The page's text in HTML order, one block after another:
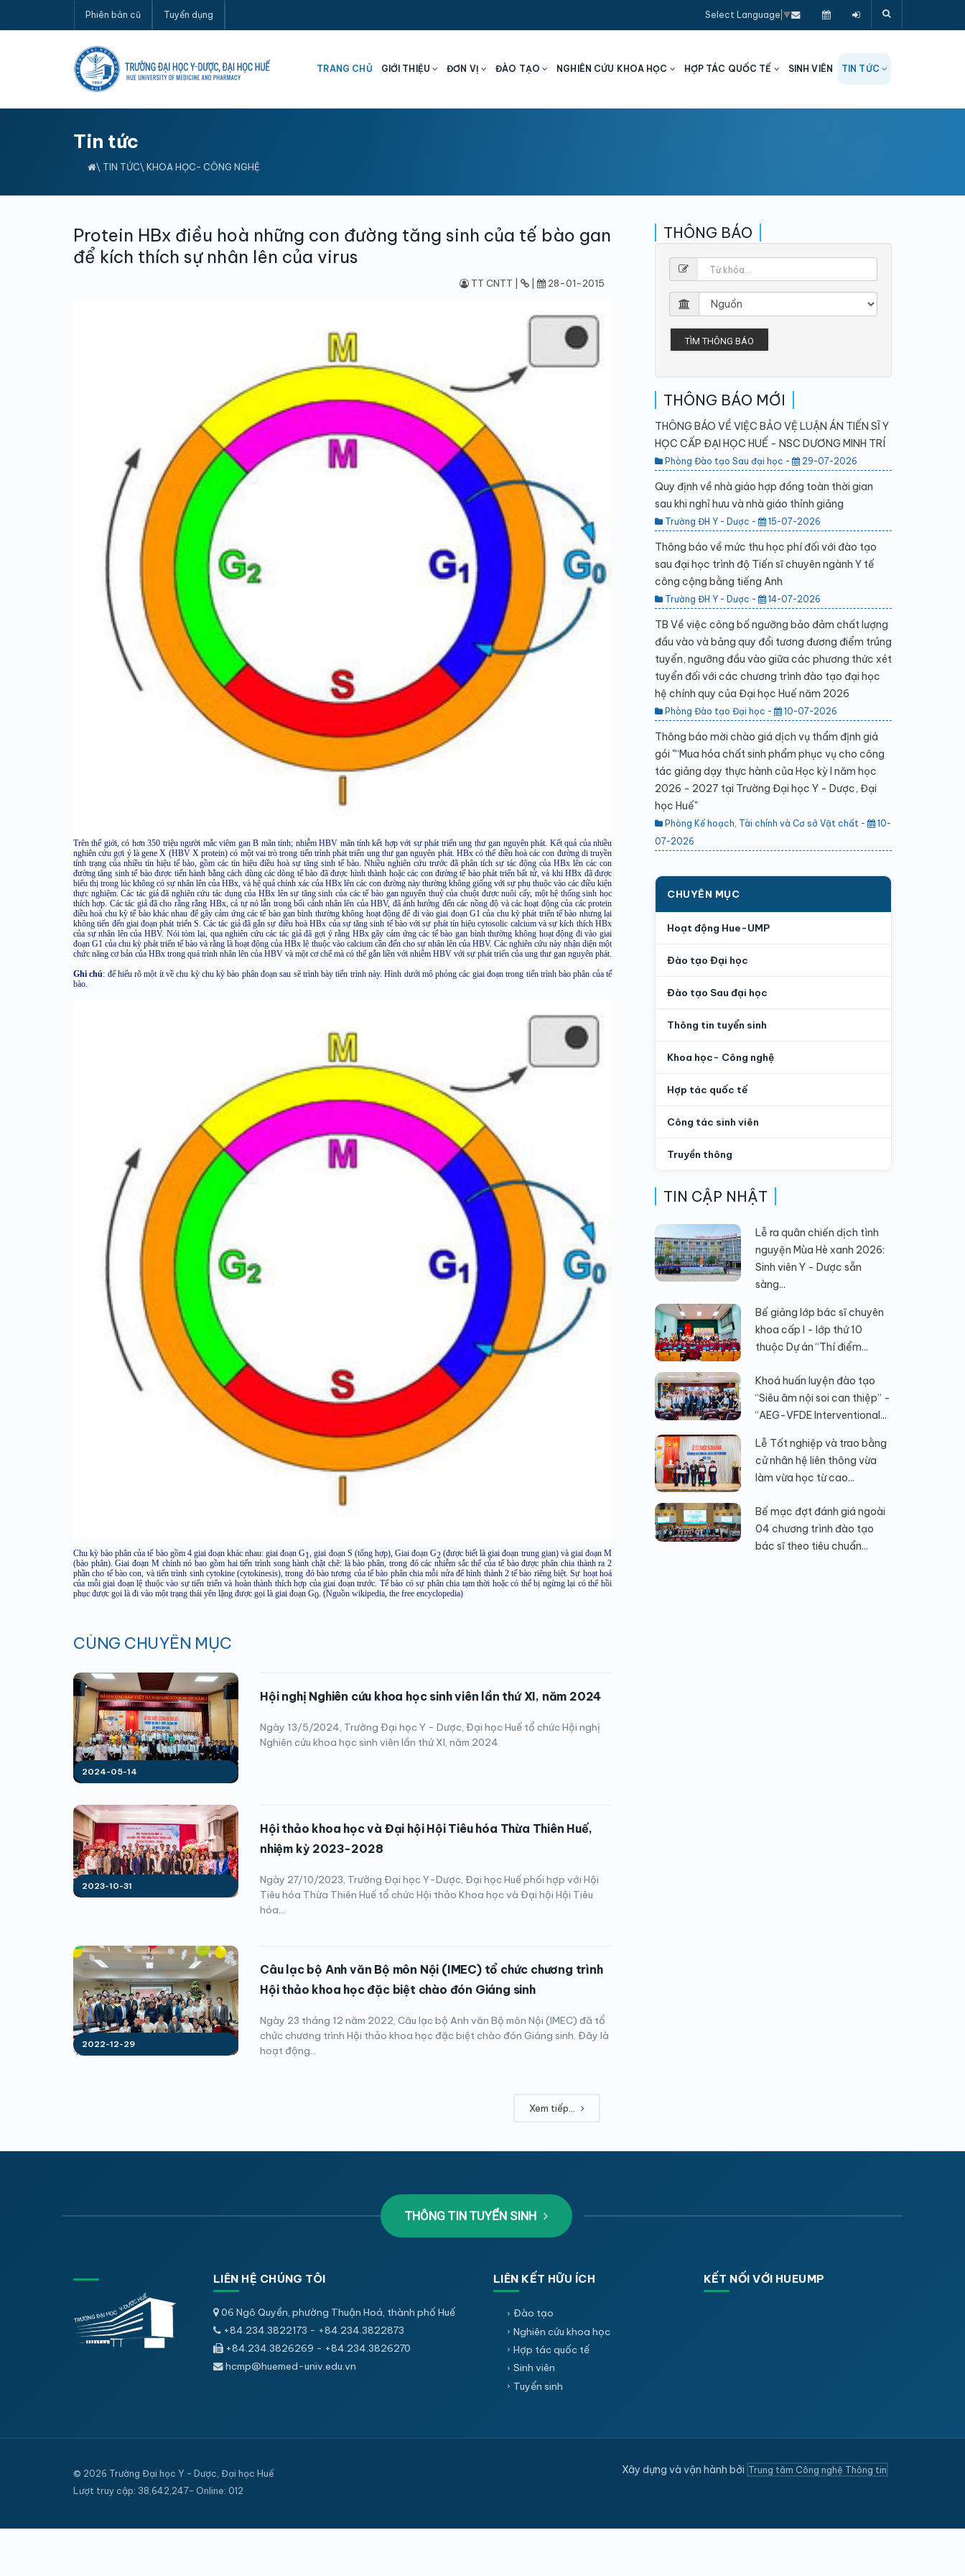
Phiên bản cũ Tuyển dụng Select Language ▼
TRANG CHỦ GIỚI THIỆU ĐƠN VỊ ĐÀO TẠO NGHIÊN CỨU KHOA HỌC HỢP TÁC QUỐC TẾ SINH VIÊN TIN TỨC
Tin tức
\ TIN TỨC\ KHOA HỌC- CÔNG NGHỆ
Protein HBx điều hoà những con đường tăng sinh của tế bào gan
để kích thích sự nhân lên của virus
TT CNTT | 28-01-2015
Trên thế giới, có hơn 350 triệu người mắc viêm gan B mãn tính; nhiễm HBV mãn tính kết hợp với sự phát triển ung thư gan nguyên phát. Kết quả của nhiều
nghiên cứu gợi ý là gene X (HBV X protein) có một vai trò trong tiến trình phát triển ung thư gan nguyên phát. HBx có thể điều hoà các con đường di truyền
tính trạng của nhiều tín hiệu tế bào, gồm các tín hiệu điều hoà sự tăng sinh tế bào. Nhiều nghiên cứu trước đã phân tích sự tác động của HBx lên các con
đường tăng sinh tế bào được tiến hành bằng cách dùng các dòng tế bào đã được hình thành hoặc các con đường tế bào phát triển bất tử, và khi HBx đã được
biểu thị trong lúc không có sự nhân lên của HBx, và hệ quả chính xác của HBx lên các con đường này thường không giống với sự phụ thuộc vào các điều kiện
thực nghiệm. Các tác giả đã nghiên cứu tác dụng của HBx lên sự tăng sinh của các tế bào gan nguyên thuỷ của chuột được nuôi cấy, một hệ thống sinh học
thích hợp. Các tác giả đã cho rằng rằng HBx, cả tự nó lẫn trong bối cảnh nhân lên của HBV, đã ảnh hưởng đến các nồng độ và các hoạt động của các protein
điều hoà chu kỳ tế bào khác nhau để gây cảm ứng các tế bào gan bình thường không hoạt động để đi vào giai đoạn G1 của chu kỳ phát triển tế bào nhưng lại
không tiến đến giai đoạn phát triển S. Các tác giả đã gắn sự điều hoà HBx của sự tăng sinh tế bào với sự phát tín hiệu cytosolic calcium và sự kích thích HBx
của sự nhân lên của HBV. Nói tóm lại, qua nghiên cứu các tác giả đã gợi ý rằng HBx gây cảm ứng các tế bào gan bình thường không hoạt động đi vào giai
đoạn G1 của chu kỳ phát triển tế bào và rằng là hoạt động của HBx lệ thuộc vào calcium cần đến cho sự nhân lên của HBV. Các nghiên cứu này nhận diện một
chức năng cơ bản của HBx trong quá trình nhân lên của HBV và một cơ chế mà có thể gắn liền với nhiễm HBV với sự phát triển của ung thư gan nguyên phát.
Ghi chú: để hiểu rõ một ít về chu kỳ chu kỳ bào phân đoạn sau sẽ trình bày tiến trình này. Hình dưới mô phỏng các giai đoạn trong tiến trình bào phân của tế
bào.
Chu kỳ bào phân của tế bào gồm 4 giai đoạn khác nhau: giai đoạn G1, giai đoạn S (tổng hợp), Giai đoạn G2 (được biết là giai đoạn trung gian) và giai đoạn M
(bào phân). Giai đoạn M chính nó bao gồm hai tiến trình song hành chặt chẽ: là bào phân, trong đó các nhiễm sắc thể của tế bào được phân chia thành ra 2
phần cho tế bào con, và tiến trình sinh cytokine (cytokinesis), trong đó bào tương của tế bào phân chia mỗi nửa để hình thành 2 tế bào riêng biệt. Sự hoạt hoá
của mỗi giai đoạn lệ thuộc vào sự tiến triển và hoàn thành thích hợp của giai đoạn trước. Tế bào có sự phân chia tạm thời hoặc có thể bị ngừng lại có thể hồi
phục được gọi là đi vào một trạng thái yên lặng được gọi là giai đoạn G0. (Nguồn wikipedia, the free encyclopedia)
CÙNG CHUYÊN MỤC
2024-05-14
Hội nghị Nghiên cứu khoa học sinh viên lần thứ XI, năm 2024
Ngày 13/5/2024, Trường Đại học Y - Dược, Đại học Huế tổ chức Hội nghị
Nghiên cứu khoa học sinh viên lần thứ XI, năm 2024.
2023-10-31
Hội thảo khoa học và Đại hội Hội Tiêu hóa Thừa Thiên Huế,
nhiệm kỳ 2023-2028
Ngày 27/10/2023, Trường Đại học Y-Dược, Đại học Huế phối hợp với Hội
Tiêu hóa Thừa Thiên Huế tổ chức Hội thảo Khoa học và Đại hội Hội Tiêu
hóa...
2022-12-29
Câu lạc bộ Anh văn Bộ môn Nội (IMEC) tổ chức chương trình
Hội thảo khoa học đặc biệt chào đón Giáng sinh
Ngày 23 tháng 12 năm 2022, Câu lạc bộ Anh văn Bộ môn Nội (IMEC) đã tổ
chức chương trình Hội thảo khoa học đặc biệt chào đón Giáng sinh. Đây là
hoạt động...
Xem tiếp...
THÔNG BÁO
TÌM THÔNG BÁO
THÔNG BÁO MỚI
THÔNG BÁO VỀ VIỆC BẢO VỆ LUẬN ÁN TIẾN SĨ Y
HỌC CẤP ĐẠI HỌC HUẾ - NSC DƯƠNG MINH TRÍ
Phòng Đào tạo Sau đại học - 29-07-2026
Quy định về nhà giáo hợp đồng toàn thời gian
sau khi nghỉ hưu và nhà giáo thỉnh giảng
Trường ĐH Y - Dược - 15-07-2026
Thông báo về mức thu học phí đối với đào tạo
sau đại học trình độ Tiến sĩ chuyên ngành Y tế
công cộng bằng tiếng Anh
Trường ĐH Y - Dược - 14-07-2026
TB Về việc công bố ngưỡng bảo đảm chất lượng
đầu vào và bảng quy đổi tương đương điểm trúng
tuyển, ngưỡng đầu vào giữa các phương thức xét
tuyển đối với các chương trình đào tạo đại học
hệ chính quy của Đại học Huế năm 2026
Phòng Đào tạo Đại học - 10-07-2026
Thông báo mời chào giá dịch vụ thẩm định giá
gói "“Mua hóa chất sinh phẩm phục vụ cho công
tác giảng dạy thực hành của Học kỳ I năm học
2026 - 2027 tại Trường Đại học Y - Dược, Đại
học Huế"
Phòng Kế hoạch, Tài chính và Cơ sở Vật chất -
10-
07-2026
CHUYÊN MỤC
Hoạt động Hue-UMP
Đào tạo Đại học
Đào tạo Sau đại học
Thông tin tuyển sinh
Khoa học- Công nghệ
Hợp tác quốc tế
Công tác sinh viên
Truyền thông
TIN CẬP NHẬT
Lễ ra quân chiến dịch tình
nguyện Mùa Hè xanh 2026:
Sinh viên Y - Dược sẵn
sàng...
Bế giảng lớp bác sĩ chuyên
khoa cấp I - lớp thứ 10
thuộc Dự án “Thí điểm...
Khoá huấn luyện đào tạo
“Siêu âm nội soi can thiệp” -
“AEG-VFDE Interventional...
Lễ Tốt nghiệp và trao bằng
cử nhân hệ liên thông vừa
làm vừa học từ cao...
Bế mạc đợt đánh giá ngoài
04 chương trình đào tạo
bác sĩ theo tiêu chuẩn...
THÔNG TIN TUYỂN SINH
LIÊN HỆ CHÚNG TÔI
06 Ngô Quyền, phường Thuận Hoá, thành phố Huế
+84.234.3822173 - +84.234.3822873
+84.234.3826269 - +84.234.3826270
hcmp@huemed-univ.edu.vn
LIÊN KẾT HỮU ÍCH
Đào tạo
Nghiên cứu khoa học
Hợp tác quốc tế
Sinh viên
Tuyển sinh
KẾT NỐI VỚI HUEUMP
© 2026 Trường Đại học Y - Dược, Đại học Huế
Lượt truy cập: 38,642,247- Online: 012
Xây dựng và vận hành bởi Trung tâm Công nghệ Thông tin